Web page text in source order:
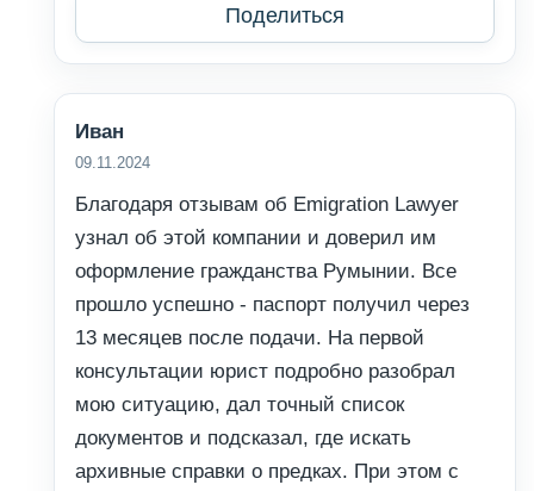
Поделиться
Иван
09.11.2024
Благодаря отзывам об Emigration Lawyer
узнал об этой компании и доверил им
оформление гражданства Румынии. Все
прошло успешно - паспорт получил через
13 месяцев после подачи. На первой
консультации юрист подробно разобрал
мою ситуацию, дал точный список
документов и подсказал, где искать
архивные справки о предках. При этом с